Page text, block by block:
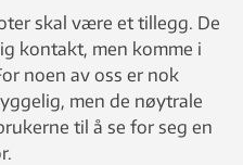
alle
Søraa
skal være et tillegg. De
kontakt, men komme i
noen av oss er nok
men de nøytrale
til å se for seg en